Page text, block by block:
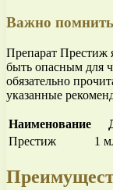
Важно
Препарат Престиж
быть опасным для
обязательно
указанные
Наименование
Престиж
1